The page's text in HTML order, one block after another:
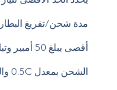
الشحن بمعدل 0.5C والتفريغ بمعدل 1C.